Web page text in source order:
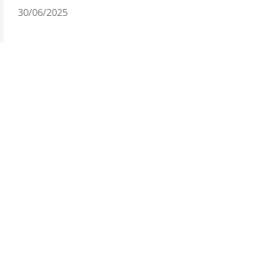
30/06/2025